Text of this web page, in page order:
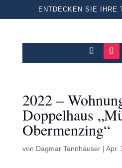
ENTDECKEN SIE IHRE
2022 –
Doppelhaus
Obermenzing“
von Dagmar Tannhäuser| Apr.